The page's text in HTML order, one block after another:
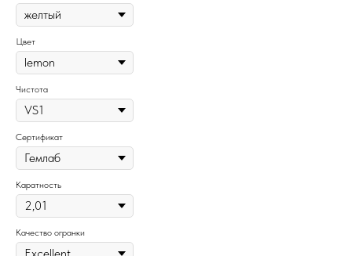
Цвет
Чистота
Сертификат
Каратность
Качество огранки